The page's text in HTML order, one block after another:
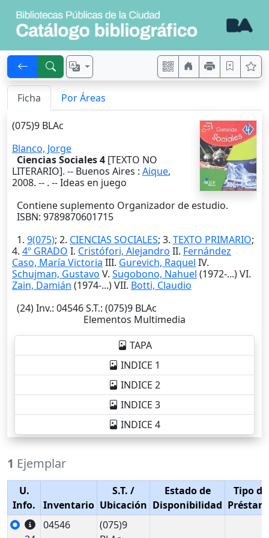
Ficha Por Áreas
(075)9 BLAc
Blanco, Jorge
Ciencias Sociales 4 [TEXTO NO
LITERARIO]. -- Buenos Aires : Aique,
2008. -- . -- Ideas en juego
Contiene suplemento Organizador de estudio.
ISBN: 9789870601715
1. 9(075); 2. CIENCIAS SOCIALES; 3. TEXTO PRIMARIO;
4. 4º GRADO I. Cristófori, Alejandro II. Fernández
Caso, María Victoria III. Gurevich, Raquel IV.
Schujman, Gustavo V. Sugobono, Nahuel (1972-...) VI.
Zain, Damián (1974-...) VII. Botti, Claudio
(24)Inv.: 04546S.T.: (075)9 BLAc
Elementos Multimedia
TAPA
INDICE 1
INDICE 2
INDICE 3
INDICE 4
1 Ejemplar
U.
Info.
Inventario
S.T. /
Ubicación
Estado de
Disponibilidad
Tipo de
04546
(075)9